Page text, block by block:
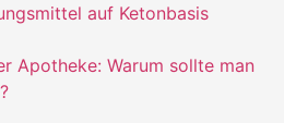
auf Ketonbasis
Apotheke: Warum sollte man